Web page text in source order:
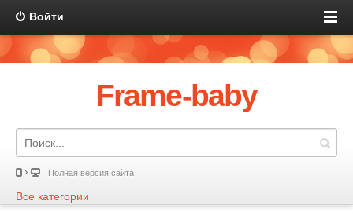
Войти
Frame-baby
Полная версия сайта
Все категории